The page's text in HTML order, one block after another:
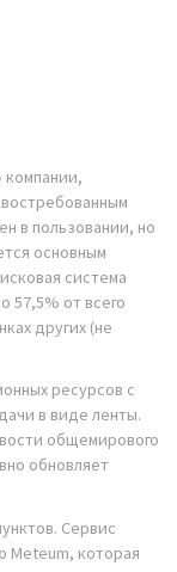
компании,
в пользовании, но
основным
система
57,5% от всего
других (не
ресурсов с
в виде ленты.
общемирового
обновляет
Сервис
Meteum, которая